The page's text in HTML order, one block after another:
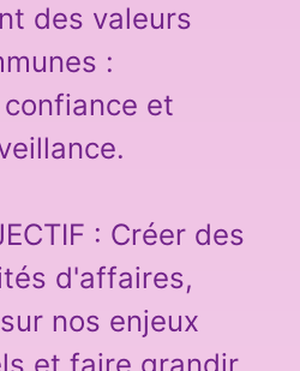
des valeurs
:
et
: Créer des
d'affaires,
nos enjeux